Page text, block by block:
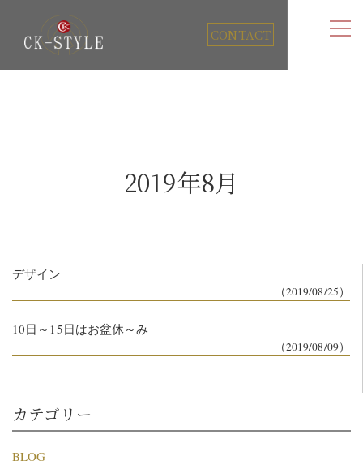
CONTACT
2019年8月
デザイン
（2019/08/25）
10日～15日はお盆休～み
（2019/08/09）
カテゴリー
BLOG